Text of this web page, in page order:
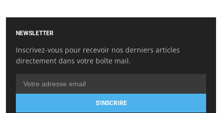
NEWSLETTER
Inscrivez-vous pour recevoir nos derniers articles
directement dans votre boîte mail.
S'INSCRIRE